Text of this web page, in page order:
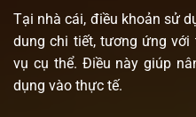
Tại nhà cái, điều khoản sử
dung chi tiết, tương ứng
vụ cụ thể. Điều này giúp
dụng vào thực tế.